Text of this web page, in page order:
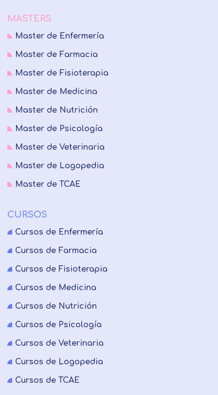
MASTERS
Master de Enfermería
Master de Farmacia
Master de Fisioterapia
Master de Medicina
Master de Nutrición
Master de Psicología
Master de Veterinaria
Master de Logopedia
Master de TCAE
CURSOS
Cursos de Enfermería
Cursos de Farmacia
Cursos de Fisioterapia
Cursos de Medicina
Cursos de Nutrición
Cursos de Psicología
Cursos de Veterinaria
Cursos de Logopedia
Cursos de TCAE